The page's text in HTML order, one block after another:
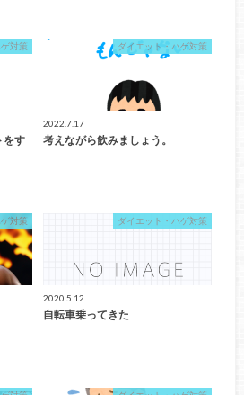
対策
をす
ダイエット・ハゲ対策
2022.7.17
考えながら飲みましょう。
対策 ダイエット・ハゲ対策
2020.5.12
自転車乗ってきた